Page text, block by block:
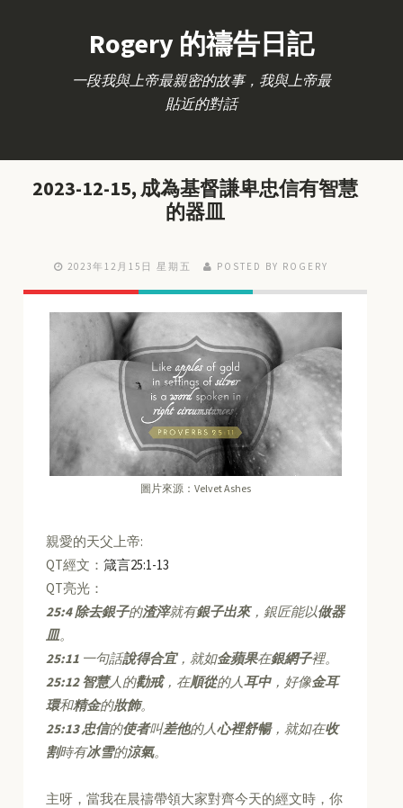
Rogery 的禱告日記
一段我與上帝最親密的故事，我與上帝最
貼近的對話
2023-12-15, 成為基督謙卑忠信有智慧
的器皿
2023年12月15日 星期五 POSTED BY ROGERY
圖片來源：Velvet Ashes
親愛的天父上帝:
QT經文：箴言25:1-13
QT亮光：
25:4 除去銀子的渣滓就有銀子出來，銀匠能以做器
皿。
25:11 一句話說得合宜，就如金蘋果在銀網子裡。
25:12 智慧人的勸戒，在順從的人耳中，好像金耳
環和精金的妝飾。
25:13忠信的使者叫差他的人心裡舒暢，就如在收
割時有冰雪的涼氣。
主呀，當我在晨禱帶領大家對齊今天的經文時，你